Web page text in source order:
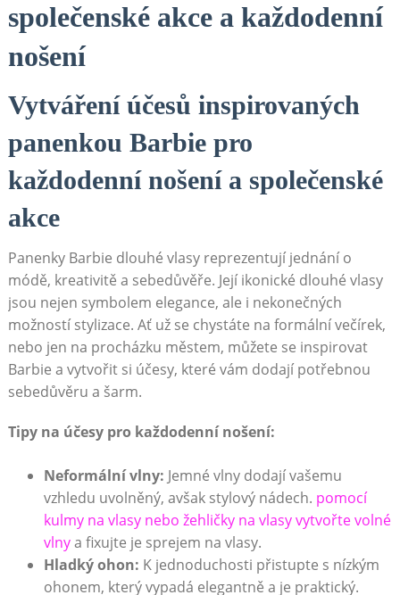
společenské akce a každodenní
nošení
Vytváření účesů inspirovaných
panenkou Barbie pro
každodenní nošení a společenské
akce
Panenky Barbie dlouhé vlasy reprezentují jednání o
módě, kreativitě a sebedůvěře. Její ikonické dlouhé vlasy
jsou nejen symbolem elegance, ale i nekonečných
možností stylizace. Ať už se chystáte na formální večírek,
nebo jen na procházku městem, můžete se inspirovat
Barbie a vytvořit si účesy, které vám dodají potřebnou
sebedůvěru a šarm.
Tipy na účesy pro každodenní nošení:
Neformální vlny: Jemné vlny dodají vašemu
vzhledu uvolněný, avšak stylový nádech. pomocí
kulmy na vlasy nebo žehličky na vlasy vytvořte volné
vlnya fixujte je sprejem na vlasy.
Hladký ohon: K jednoduchosti přistupte s nízkým
ohonem, který vypadá elegantně a je praktický.